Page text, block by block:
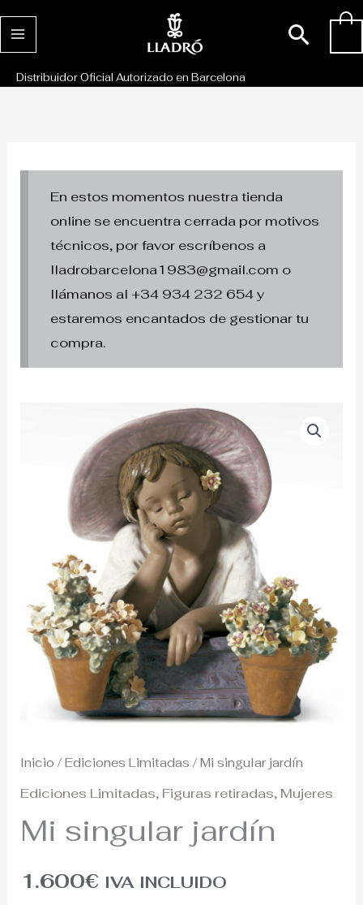
al
Distribuidor Oficial Autorizado en Barcelona
En estos momentos nuestra tienda
online se encuentra cerrada por motivos
técnicos, por favor escríbenos a
lladrobarcelona1983@gmail.com o
llámanos al +34 934 232 654 y
estaremos encantados de gestionar tu
compra.
Inicio /Ediciones Limitadas / Mi singular jardín
Ediciones Limitadas, Figuras retiradas, Mujeres
Mi singular jardín
1.600€ IVA INCLUIDO